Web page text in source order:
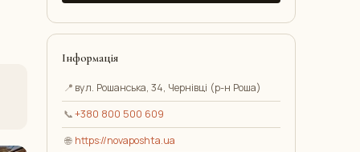
Інформація
📍 вул. Рошанська, 34, Чернівці (р-н Роша)
📞+380 800 500 609
🌐 https://novaposhta.ua